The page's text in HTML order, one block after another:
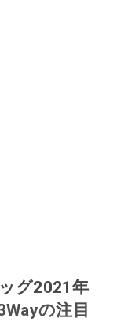
グ2021年
の注目